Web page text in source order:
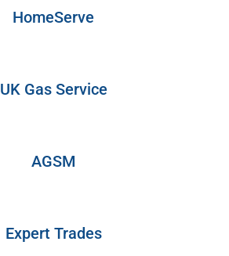
HomeServe
UK Gas Service
AGSM
Expert Trades